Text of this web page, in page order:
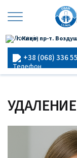
содержимому
г. Киев, пр-т.
+38 (068) 336
Главная›